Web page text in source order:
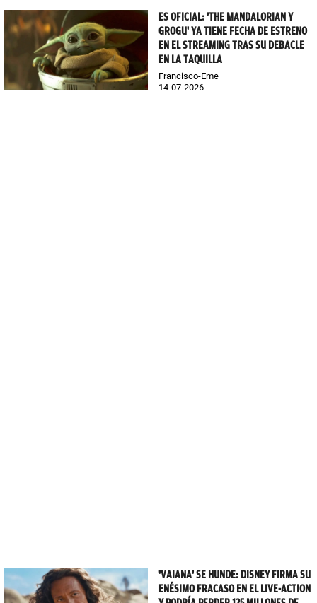
ES OFICIAL: 'THE MANDALORIAN Y
GROGU' YA TIENE FECHA DE ESTRENO
EN EL STREAMING TRAS SU DEBACLE
EN LA TAQUILLA
Francisco-Eme
14-07-2026
'VAIANA' SE HUNDE: DISNEY FIRMA SU
ENÉSIMO FRACASO EN EL LIVE-ACTION